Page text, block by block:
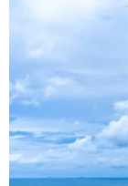
Đại biểu Dương
vụ 39 người
Dù chưa có
người Việt
container tại